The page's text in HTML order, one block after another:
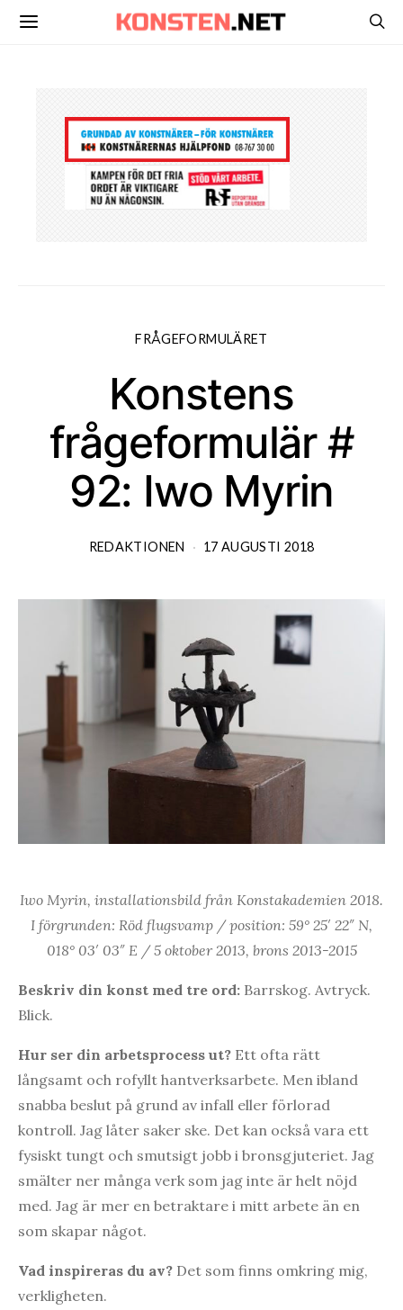
FRÅGEFORMULÄRET
Konstens
frågeformulär #
92: Iwo Myrin
REDAKTIONEN 17 AUGUSTI 2018
Iwo Myrin, installationsbild från Konstakademien 2018.
I förgrunden: Röd flugsvamp / position: 59° 25′ 22″ N,
018° 03′ 03″ E / 5 oktober 2013, brons 2013-2015
Beskriv din konst med tre ord: Barrskog. Avtryck.
Blick.
Hur ser din arbetsprocess ut? Ett ofta rätt
långsamt och rofyllt hantverksarbete. Men ibland
snabba beslut på grund av infall eller förlorad
kontroll. Jag låter saker ske. Det kan också vara ett
fysiskt tungt och smutsigt jobb i bronsgjuteriet. Jag
smälter ner många verk som jag inte är helt nöjd
med. Jag är mer en betraktare i mitt arbete än en
som skapar något.
Vad inspireras du av? Det som finns omkring mig,
verkligheten.